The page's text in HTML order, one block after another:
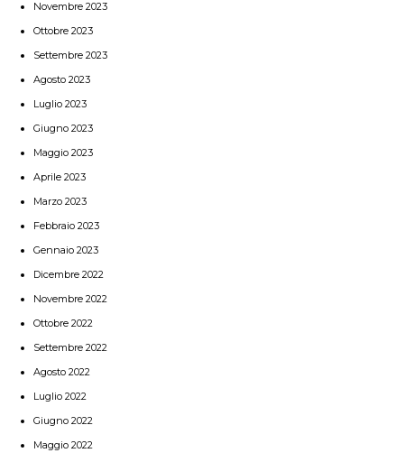
Novembre 2023
Ottobre 2023
Settembre 2023
Agosto 2023
Luglio 2023
Giugno 2023
Maggio 2023
Aprile 2023
Marzo 2023
Febbraio 2023
Gennaio 2023
Dicembre 2022
Novembre 2022
Ottobre 2022
Settembre 2022
Agosto 2022
Luglio 2022
Giugno 2022
Maggio 2022